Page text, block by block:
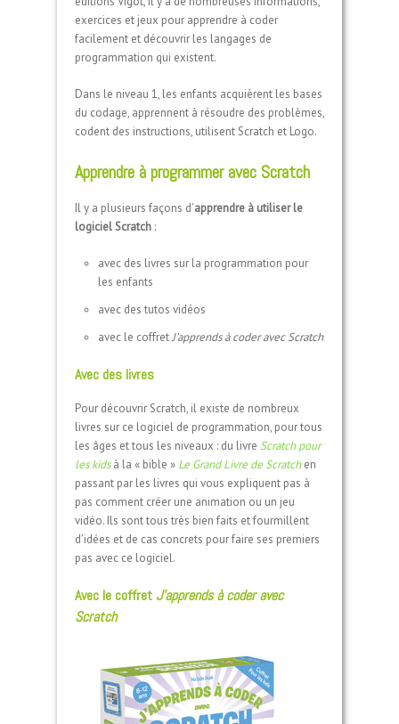
exercices et jeux pour apprendre à coder
facilement et découvrir les langages de
programmation qui existent.
Dans le niveau 1, les enfants acquièrent les bases
du codage, apprennent à résoudre des problèmes,
codent des instructions, utilisent Scratch et Logo.
Apprendre à programmer avec Scratch
Il y a plusieurs façons d’apprendre à utiliser le
logiciel Scratch :
avec des livres sur la programmation pour
les enfants
avec des tutos vidéos
avec le coffretJ’apprends à coder avec Scratch
Avec des livres
Pour découvrir Scratch, il existe de nombreux
livres sur ce logiciel de programmation, pour tous
les âges et tous les niveaux : du livre Scratch pour
les kidsà la « bible » Le Grand Livre de Scratchen
passant par les livres qui vous expliquent pas à
pas comment créer une animation ou un jeu
vidéo. Ils sont tous très bien faits et fourmillent
d’idées et de cas concrets pour faire ses premiers
pas avec ce logiciel.
Avec le coffret J’apprends à coder avec
Scratch